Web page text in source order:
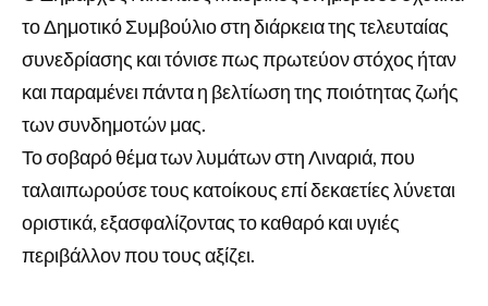
το Δημοτικό Συμβούλιο στη διάρκεια της τελευταίας
συνεδρίασης και τόνισε πως πρωτεύον στόχος ήταν
και παραμένει πάντα η βελτίωση της ποιότητας ζωής
των συνδημοτών μας.
Το σοβαρό θέμα των λυμάτων στη Λιναριά, που
ταλαιπωρούσε τους κατοίκους επί δεκαετίες λύνεται
οριστικά, εξασφαλίζοντας το καθαρό και υγιές
περιβάλλον που τους αξίζει.